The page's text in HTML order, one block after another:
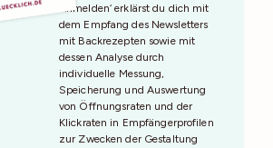
Anmelden‘ erklärst du dich mit
dem Empfang des Newsletters
mit Backrezepten sowie mit
dessen Analyse durch
individuelle Messung,
Speicherung und Auswertung
von Öffnungsraten und der
Klickraten in Empfängerprofilen
zur Zwecken der Gestaltung